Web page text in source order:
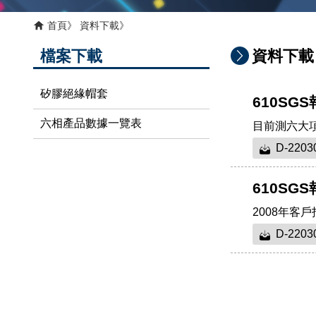
首頁 資料下載
資料下載
610SGS
目前測六大
D-
610SGS
2008年客戶
D-
檔案下載
矽膠絕緣帽套
六相產品數據一覽表